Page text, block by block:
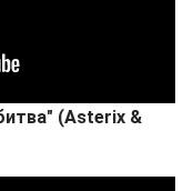
(Asterix &